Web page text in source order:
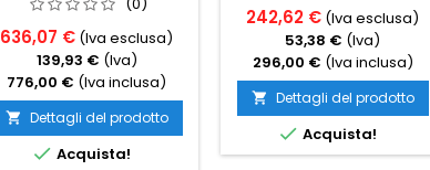
ventilata (0)
636,07 € (Iva esclusa)
139,93 € (Iva)
776,00 € (Iva inclusa)
 Dettagli del prodotto
 Acquista!
242,62 € (Iva esclusa)
53,38 € (Iva)
296,00 € (Iva inclusa)
 Dettagli del prodotto
 Acquista!